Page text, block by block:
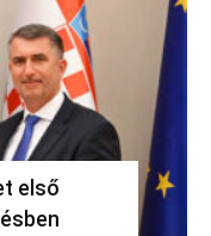
első